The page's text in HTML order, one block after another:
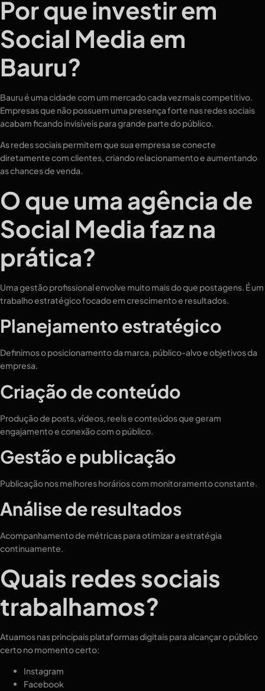
Por que investir em
Social Media em
Bauru?
Bauru é uma cidade com um mercado cada vez mais competitivo.
Empresas que não possuem uma presença forte nas redes sociais
acabam ficando invisíveis para grande parte do público.
As redes sociais permitem que sua empresa se conecte
diretamente com clientes, criando relacionamento e aumentando
as chances de venda.
O que uma agência de
Social Media faz na
prática?
Uma gestão profissional envolve muito mais do que postagens. É um
trabalho estratégico focado em crescimento e resultados.
Planejamento estratégico
Definimos o posicionamento da marca, público-alvo e objetivos da
empresa.
Criação de conteúdo
Produção de posts, vídeos, reels e conteúdos que geram
engajamento e conexão com o público.
Gestão e publicação
Publicação nos melhores horários com monitoramento constante.
Análise de resultados
Acompanhamento de métricas para otimizar a estratégia
continuamente.
Quais redes sociais
trabalhamos?
Atuamos nas principais plataformas digitais para alcançar o público
certo no momento certo:
Instagram
Facebook